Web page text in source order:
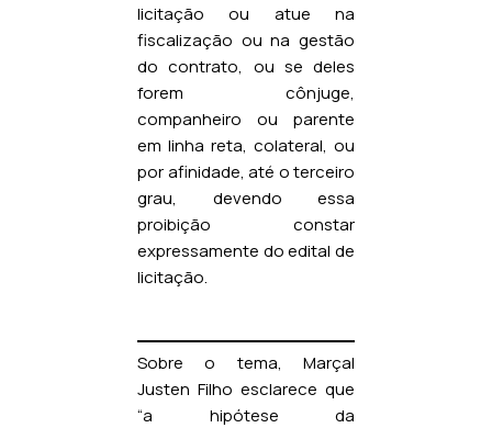
licitação ou atue na
fiscalização ou na gestão
do contrato, ou se deles
forem cônjuge,
companheiro ou parente
em linha reta, colateral, ou
por afinidade, até o terceiro
grau, devendo essa
proibição constar
expressamente do edital de
licitação.
Sobre o tema, Marçal
Justen Filho esclarece que
“a hipótese da